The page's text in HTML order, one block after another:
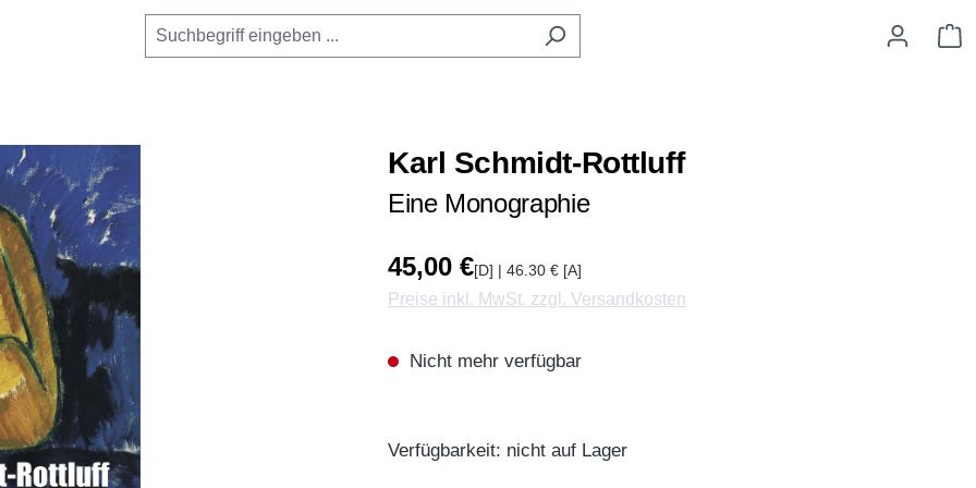
Karl Schmidt-Rottluff
Eine Monographie
45,00 €[D] | 46.30 € [A]
Preise inkl. MwSt. zzgl. Versandkosten
Nicht mehr verfügbar
Verfügbarkeit: nicht auf Lager